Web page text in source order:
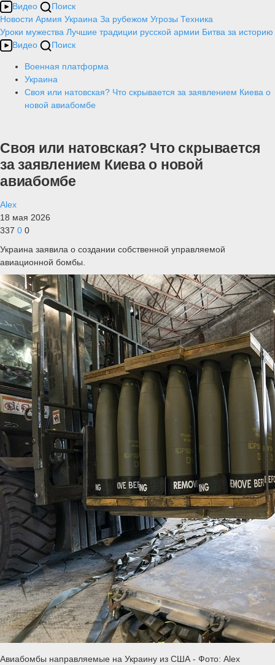
Видео
Поиск
Новости Армия Украина За рубежом Угрозы Техника
Уроки мужества Лучшие традиции русской армии Битва за историю
Видео
Поиск
Военная платформа
Украина
Своя или натовская? Что скрывается за заявлением Киева о
новой авиабомбе
Своя или натовская? Что скрывается
за заявлением Киева о новой
авиабомбе
Alex
18 мая 2026
337 0 0
Украина заявила о создании собственной управляемой
авиационной бомбы.
Авиабомбы направляемые на Украину из США - Фото: Alex